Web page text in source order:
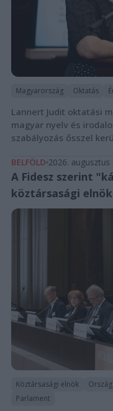
Magyarország Oktatás
Lannert Judit oktatási
magyar nyelv és
szabályozás ősszel
BELFÖLD 2026. augusztus
A Fidesz szerint
köztársasági
Köztársasági elnök
Parlament